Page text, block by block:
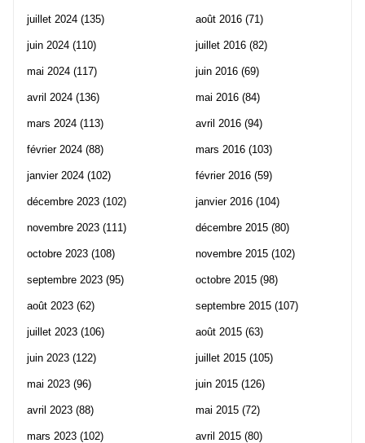
juillet 2024 (135)
juin 2024 (110)
mai 2024 (117)
avril 2024 (136)
mars 2024 (113)
février 2024 (88)
janvier 2024 (102)
décembre 2023 (102)
novembre 2023 (111)
octobre 2023 (108)
septembre 2023 (95)
août 2023 (62)
juillet 2023 (106)
juin 2023 (122)
mai 2023 (96)
avril 2023 (88)
mars 2023 (102)
août 2016 (71)
juillet 2016 (82)
juin 2016 (69)
mai 2016 (84)
avril 2016 (94)
mars 2016 (103)
février 2016 (59)
janvier 2016 (104)
décembre 2015 (80)
novembre 2015 (102)
octobre 2015 (98)
septembre 2015 (107)
août 2015 (63)
juillet 2015 (105)
juin 2015 (126)
mai 2015 (72)
avril 2015 (80)